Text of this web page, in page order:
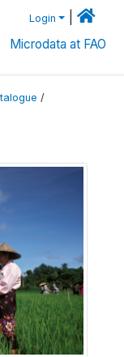
Login
Microdata at FAO
/